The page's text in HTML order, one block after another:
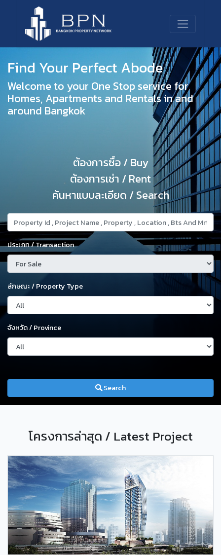
Find Your Perfect Abode
Welcome to your One Stop service for
Homes, Apartments and Rentals in and
around Bangkok
ต้องการซื้อ / Buy
ต้องการเช่า / Rent
ค้นหาแบบละเอียด / Search
ประเภท / Transaction
ลักษณะ / Property Type
จังหวัด / Province
Search
โครงการล่าสุด / Latest Project